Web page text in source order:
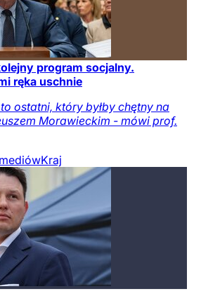
program socjalny.
ręka uschnie
ostatni, który byłby chętny na
Morawieckim - mówi prof.
Kraj